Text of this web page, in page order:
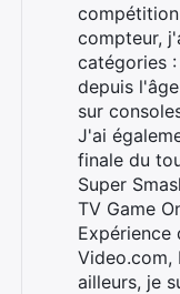
compteur,
catégories
depuis
sur
J'ai
finale du
Super
TV Game
Expérience
Video.com,
ailleurs, je